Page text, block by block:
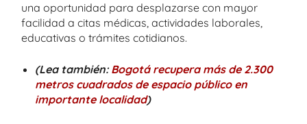
una oportunidad para desplazarse con mayor
facilidad a citas médicas, actividades laborales,
educativas o trámites cotidianos.
(Lea también: Bogotá recupera más de 2.300
metros cuadrados de espacio público en
importante localidad)